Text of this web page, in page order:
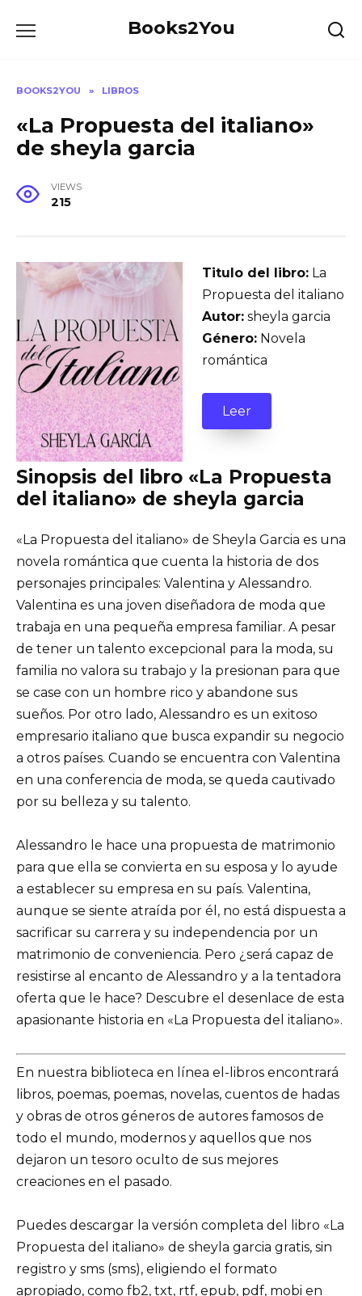
Books2You
BOOKS2YOU » LIBROS
«La Propuesta del italiano»
de sheyla garcia
VIEWS
215
Titulo del libro: La
Propuesta del italiano
Autor: sheyla garcia
Género: Novela
romántica
Leer
Sinopsis del libro «La Propuesta
del italiano» de sheyla garcia
«La Propuesta del italiano» de Sheyla Garcia es una
novela romántica que cuenta la historia de dos
personajes principales: Valentina y Alessandro.
Valentina es una joven diseñadora de moda que
trabaja en una pequeña empresa familiar. A pesar
de tener un talento excepcional para la moda, su
familia no valora su trabajo y la presionan para que
se case con un hombre rico y abandone sus
sueños. Por otro lado, Alessandro es un exitoso
empresario italiano que busca expandir su negocio
a otros países. Cuando se encuentra con Valentina
en una conferencia de moda, se queda cautivado
por su belleza y su talento.
Alessandro le hace una propuesta de matrimonio
para que ella se convierta en su esposa y lo ayude
a establecer su empresa en su país. Valentina,
aunque se siente atraída por él, no está dispuesta a
sacrificar su carrera y su independencia por un
matrimonio de conveniencia. Pero ¿será capaz de
resistirse al encanto de Alessandro y a la tentadora
oferta que le hace? Descubre el desenlace de esta
apasionante historia en «La Propuesta del italiano».
En nuestra biblioteca en línea el-libros encontrará
libros, poemas, poemas, novelas, cuentos de hadas
y obras de otros géneros de autores famosos de
todo el mundo, modernos y aquellos que nos
dejaron un tesoro oculto de sus mejores
creaciones en el pasado.
Puedes descargar la versión completa del libro «La
Propuesta del italiano» de sheyla garcia gratis, sin
registro y sms (sms), eligiendo el formato
apropiado, como fb2, txt, rtf, epub, pdf, mobi en